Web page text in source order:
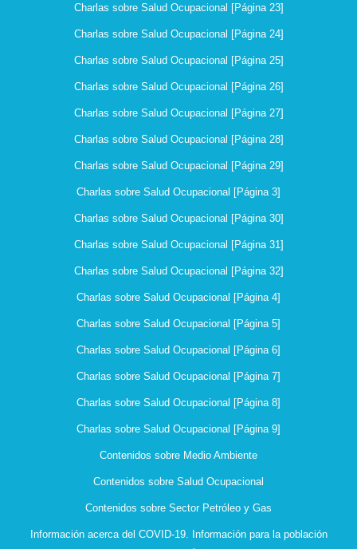
Charlas sobre Salud Ocupacional [Página 23]
Charlas sobre Salud Ocupacional [Página 24]
Charlas sobre Salud Ocupacional [Página 25]
Charlas sobre Salud Ocupacional [Página 26]
Charlas sobre Salud Ocupacional [Página 27]
Charlas sobre Salud Ocupacional [Página 28]
Charlas sobre Salud Ocupacional [Página 29]
Charlas sobre Salud Ocupacional [Página 3]
Charlas sobre Salud Ocupacional [Página 30]
Charlas sobre Salud Ocupacional [Página 31]
Charlas sobre Salud Ocupacional [Página 32]
Charlas sobre Salud Ocupacional [Página 4]
Charlas sobre Salud Ocupacional [Página 5]
Charlas sobre Salud Ocupacional [Página 6]
Charlas sobre Salud Ocupacional [Página 7]
Charlas sobre Salud Ocupacional [Página 8]
Charlas sobre Salud Ocupacional [Página 9]
Contenidos sobre Medio Ambiente
Contenidos sobre Salud Ocupacional
Contenidos sobre Sector Petróleo y Gas
Información acerca del COVID-19. Información para la población